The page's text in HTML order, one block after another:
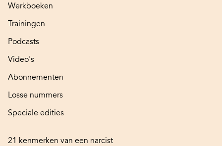
Werkboeken
Trainingen
Podcasts
Video's
Abonnementen
Losse nummers
Speciale edities
21 kenmerken van een narcist